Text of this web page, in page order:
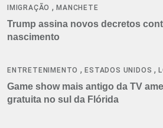
IMIGRAÇÃO ,MANCHETE
Trump assina novos decretos
nascimento
ENTRETENIMENTO ,ESTADOS UNIDOS ,
Game show mais antigo da TV
gratuita no sul da Flórida